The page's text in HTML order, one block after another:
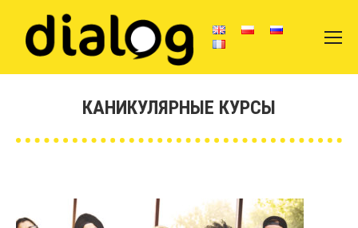
КАНИКУЛЯРНЫЕ КУРСЫ